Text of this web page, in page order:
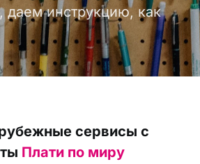
даем инструкцию, как
сервисы с
Плати по миру